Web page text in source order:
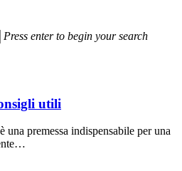
Press enter to begin your search
utili
premessa indispensabile per una